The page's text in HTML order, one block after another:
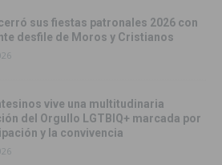
sus fiestas patronales 2026 con
desfile de Moros y Cristianos
vive una multitudinaria
del Orgullo LGTBIQ+ marcada por
y la convivencia